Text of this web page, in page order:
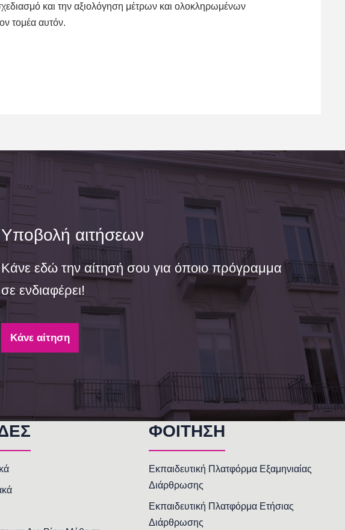
και την αξιολόγηση μέτρων και ολοκληρωμένων
τομέα αυτόν.
Υποβολή αιτήσεων
Κάνε εδώ την αίτησή σου για όποιο πρόγραμμα
σε ενδιαφέρει!
Κάνε αίτηση
ΦΟΙΤΗΣΗ
Εκπαιδευτική Πλατφόρμα Εξαμηνιαίας
Διάρθρωσης
Εκπαιδευτική Πλατφόρμα Ετήσιας
Διάρθρωσης